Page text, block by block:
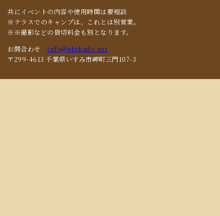
共にイベントの内容や使用時間は要相談
※テラスでのキャンプは、これとは別営業。
※※撮影などの貸切料金も別となります。
お問合わせ info@shikado.net
〒299-4613 千葉県いすみ市岬町三門107-3